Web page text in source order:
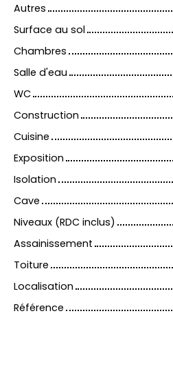
Autres
Surface au sol
Chambres
Salle d'eau
WC
Construction
Cuisine
Exposition
Isolation
Cave
Niveaux (RDC inclus)
Assainissement
Toiture
Localisation
Référence